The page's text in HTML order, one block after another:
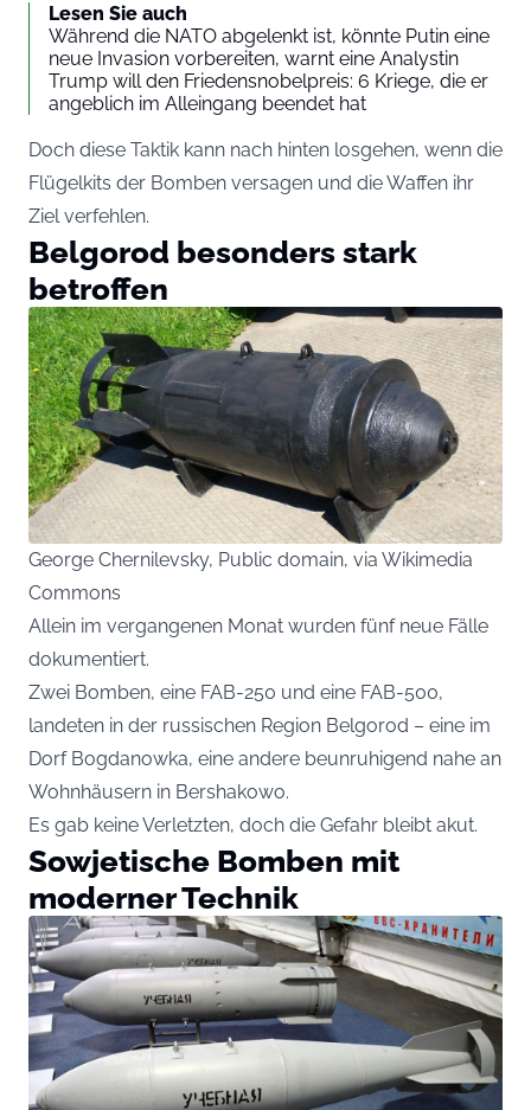
Lesen Sie auch
Während die NATO abgelenkt ist, könnte Putin eine
neue Invasion vorbereiten, warnt eine Analystin
Trump will den Friedensnobelpreis: 6 Kriege, die er
angeblich im Alleingang beendet hat
Doch diese Taktik kann nach hinten losgehen, wenn die
Flügelkits der Bomben versagen und die Waffen ihr
Ziel verfehlen.
Belgorod besonders stark
betroffen
George Chernilevsky, Public domain, via Wikimedia
Commons
Allein im vergangenen Monat wurden fünf neue Fälle
dokumentiert.
Zwei Bomben, eine FAB-250 und eine FAB-500,
landeten in der russischen Region Belgorod – eine im
Dorf Bogdanowka, eine andere beunruhigend nahe an
Wohnhäusern in Bershakowo.
Es gab keine Verletzten, doch die Gefahr bleibt akut.
Sowjetische Bomben mit
moderner Technik